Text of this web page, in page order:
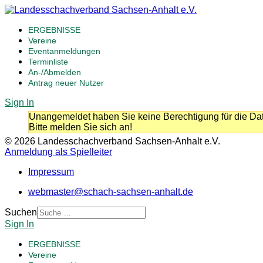
ERGEBNISSE
Vereine
Eventanmeldungen
Terminliste
An-/Abmelden
Antrag neuer Nutzer
Sign In
Unangemeldet haben Sie keine Berechtigung für die
Bitte melden Sie sich an!
© 2026 Landesschachverband Sachsen-Anhalt e.V.
Anmeldung als Spielleiter
Impressum
webmaster@schach-sachsen-anhalt.de
Suchen
Sign In
ERGEBNISSE
Vereine